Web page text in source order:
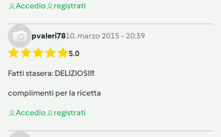
Accedio registrati
pvaleri7810. marzo 2015 - 20:39
5.0
Fatti stasera: DELIZIOSI!!!
complimenti per la ricetta
Accedio registrati